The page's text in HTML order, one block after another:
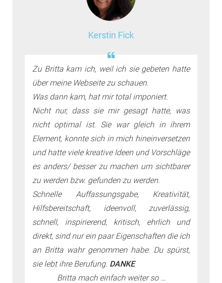
Kerstin Fick
Zu Britta kam ich, weil ich sie gebeten hatte
über meine Webseite zu schauen.
Was dann kam, hat mir total imponiert.
Nicht nur, dass sie mir gesagt hatte, was
nicht optimal ist. Sie war gleich in ihrem
Element, konnte sich in mich hineinversetzen
und hatte viele kreative Ideen und Vorschläge
es anders/ besser zu machen um sichtbarer
zu werden bzw. gefunden zu werden.
Schnelle Auffassungsgabe, Kreativität,
Hilfsbereitschaft, ideenvoll, zuverlässig,
schnell, inspirierend, kritisch, ehrlich und
direkt, sind nur ein paar Eigenschaften die ich
an Britta wahr genommen habe. Du spürst,
sie lebt ihre Berufung. DANKE
Britta mach einfach weiter so …